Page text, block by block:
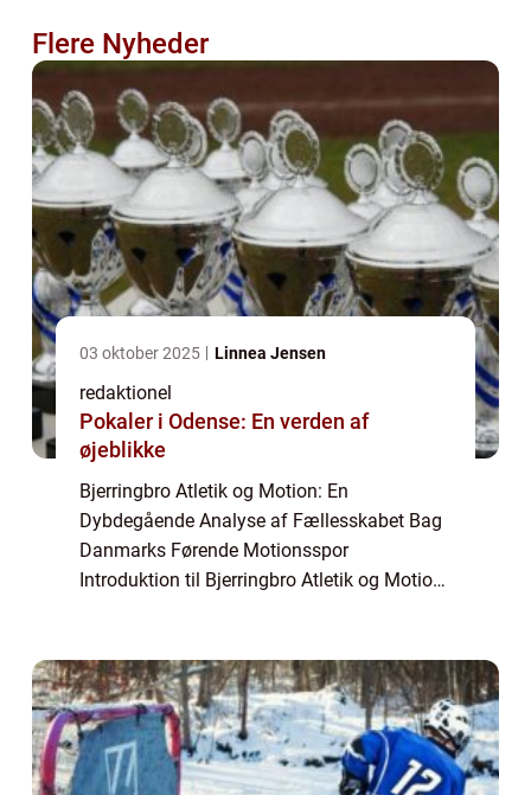
Flere Nyheder
03 oktober 2025 Linnea Jensen
redaktionel
Pokaler i Odense: En verden af
øjeblikke
Bjerringbro Atletik og Motion: En
Dybdegående Analyse af Fællesskabet Bag
Danmarks Førende Motionsspor
Introduktion til Bjerringbro Atletik og Motion
charmerende by Bjerringb...